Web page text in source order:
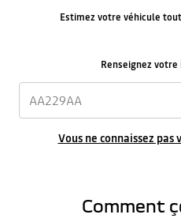
Estimez votre véhicule
Renseignez
Vous ne connaissez
Comment